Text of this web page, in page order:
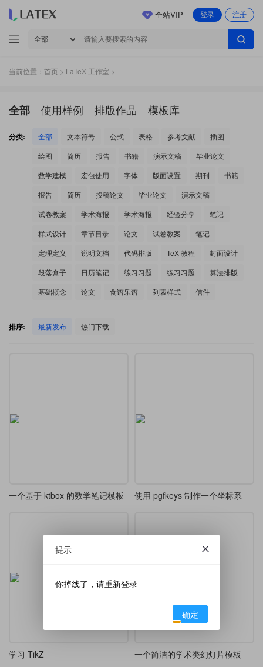
登录 注册
全站VIP
当前位置： 首页 > LaTeX 工作室 >
全部 使用样例 排版作品 模板库
分类: 全部 文本符号 公式 表格 参考文献
插图
绘图
简历 报告 书籍 演示文稿
毕业论文
数学建模
宏包使用 字体 版面设置 期刊
书籍
报告
简历 投稿论文 毕业论文
演示文稿
试卷教案
学术海报 学术海报 经验分享
笔记
样式设计
章节目录 论文 试卷教案
笔记
定理定义
说明文档 代码排版 TeX 教程
封面设计
段落盒子
日历笔记 练习习题 练习习题
算法排版
基础概念
论文 食谱乐谱 列表样式 信件
排序: 最新发布 热门下载
一个基于 ktbox 的数学笔记模板 使用 pgfkeys 制作一个坐标系
学习 TikZ 一个简洁的学术类幻灯片模板
提示
你掉线了，请重新登录
确定